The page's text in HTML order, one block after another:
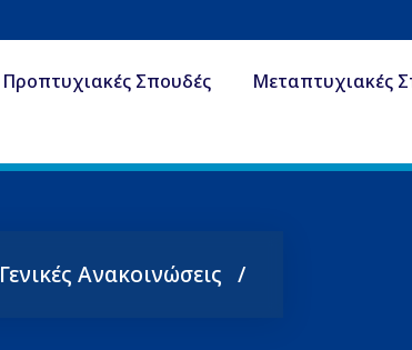
Προπτυχιακές Σπουδές Μεταπτυχιακές
Γενικές Ανακοινώσεις